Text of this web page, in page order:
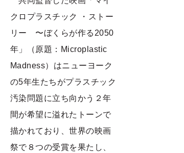
クロプラスチック ・ストー
リー 〜ぼくらが作る2050
年」（原題：Microplastic
Madness）はニューヨーク
の5年生たちがプラスチック
汚染問題に立ち向かう２年
間が希望に溢れたトーンで
描かれており、世界の映画
祭で８つの受賞を果たし、